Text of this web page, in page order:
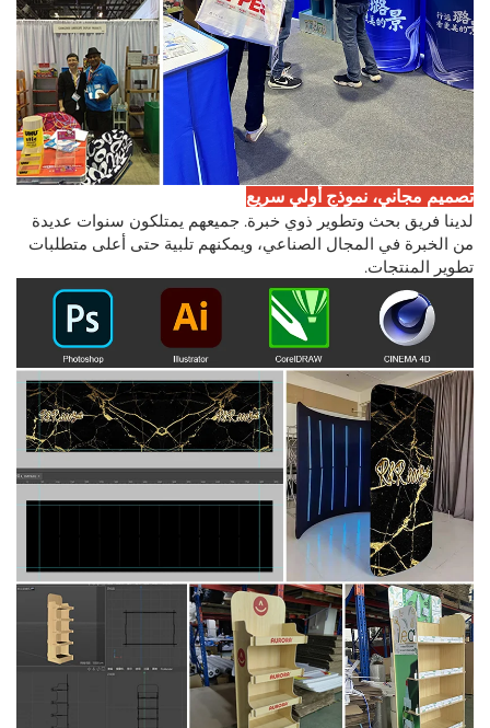
تصميم مجاني، نموذج أولي سريع
لدينا فريق بحث وتطوير ذوي خبرة. جميعهم يمتلكون سنوات عديدة
من الخبرة في المجال الصناعي، ويمكنهم تلبية حتى أعلى متطلبات
تطوير المنتجات.